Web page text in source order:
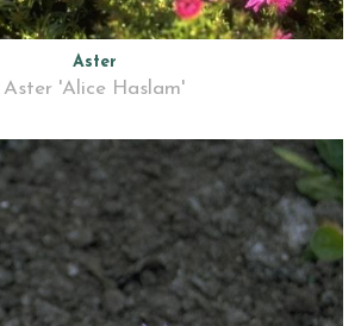
Aster
Aster 'Alice Haslam'